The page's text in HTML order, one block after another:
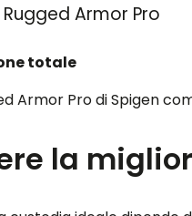
Armor Pro
totale
Armor Pro di Spigen
la